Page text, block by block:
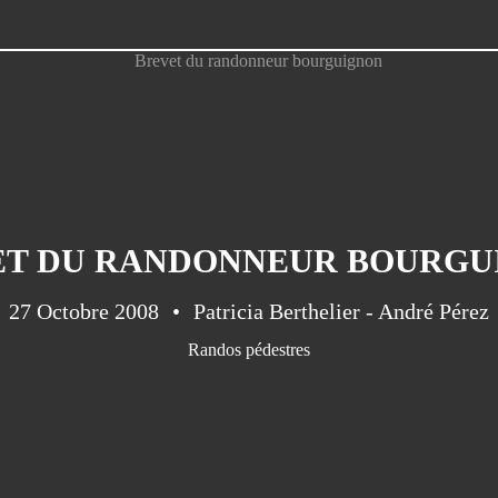
DU RANDONNEUR
27 Octobre 2008 Patricia Berthelier - André Pérez
Randos pédestres